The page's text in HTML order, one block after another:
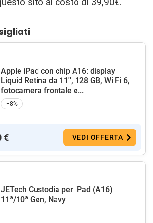
Apple iPad con chip A16: display
Liquid Retina da 11'', 128 GB, Wi Fi 6,
fotocamera frontale e...
−8%
€ VEDI OFFERTA
JETech Custodia per iPad (A16)
11ª/10ª Gen, Navy